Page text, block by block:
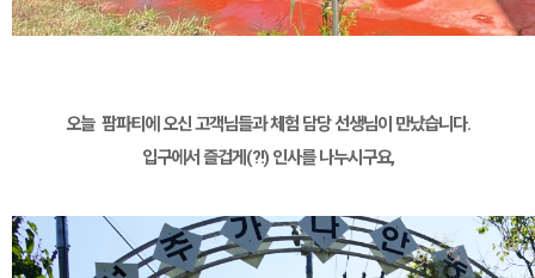
오늘 팜파티에 오신 고객님들과 체험 담당 선생님이 만났습니다.
입구에서 즐겁게(?!) 인사를 나누시구요,